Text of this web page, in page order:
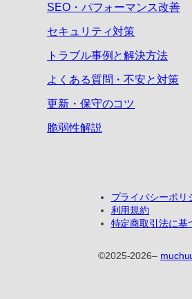
SEO・パフォーマンス改善
セキュリティ対策
トラブル事例と解決方法
よくある質問・不安と対策
更新・保守のコツ
脆弱性解説
プライバシーポリ
利用規約
特定商取引法に基
©2025-2026–